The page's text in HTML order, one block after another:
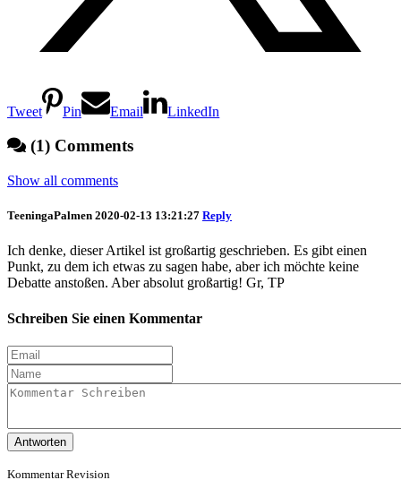
Tweet Pin Email LinkedIn
(1) Comments
Show all comments
TeeningaPalmen 2020-02-13 13:21:27 Reply
Ich denke, dieser Artikel ist großartig geschrieben. Es gibt einen
Punkt, zu dem ich etwas zu sagen habe, aber ich möchte keine
Debatte anstoßen. Aber absolut großartig! Gr, TP
Schreiben Sie einen Kommentar
Antworten
Kommentar Revision